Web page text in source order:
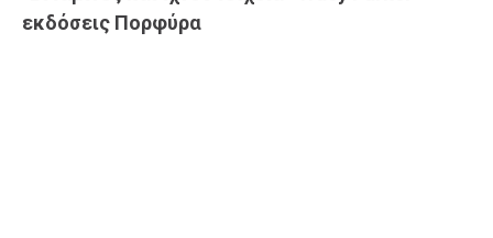
εκδόσεις Πορφύρα